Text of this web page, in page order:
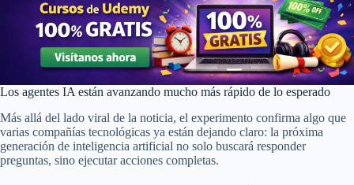
Los agentes IA están avanzando mucho más rápido de lo esperado
Más allá del lado viral de la noticia, el experimento confirma algo que
varias compañías tecnológicas ya están dejando claro: la próxima
generación de inteligencia artificial no solo buscará responder
preguntas, sino ejecutar acciones completas.